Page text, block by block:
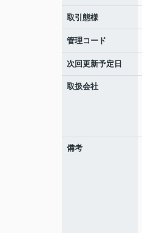
取引態様
管理コード
次回更新予定日
取扱会社
備考